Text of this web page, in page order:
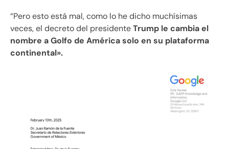
“Pero esto está mal, como lo he dicho muchísimas
veces, el decreto del presidenteTrump le cambia el
nombre a Golfo de América solo en su plataforma
continental».